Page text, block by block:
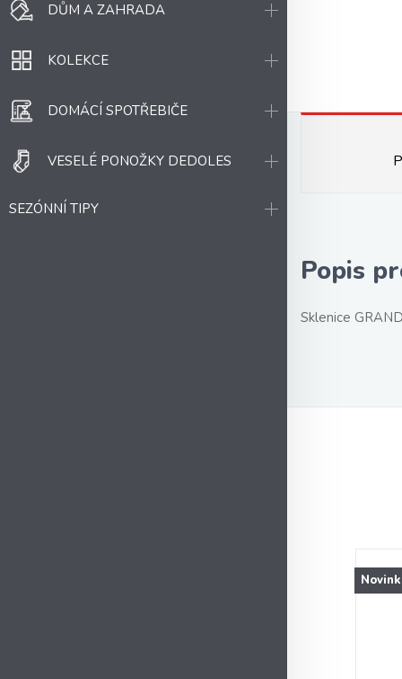
DŮM A ZAHRADA
KOLEKCE
DOMÁCÍ SPOTŘEBIČE
VESELÉ PONOŽKY DEDOLES
SEZÓNNÍ TIPY
Popis
Sklenice